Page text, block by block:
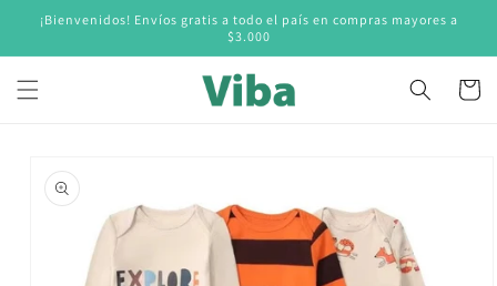
directamente
¡Bienvenidos! Envíos gratis a todo el país en compras mayores a
$3.000
Carrito
información
del producto